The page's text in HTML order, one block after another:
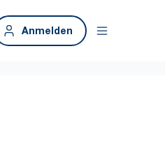
Anmelden